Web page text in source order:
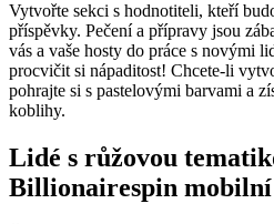
Vytvořte sekci s hodnotiteli, kteří
příspěvky. Pečení a přípravy jsou
vás a vaše hosty do práce s novými
procvičit si nápaditost! Chcete-li
pohrajte si s pastelovými barvami a
koblihy.
Lidé s růžovou
Billionairespin mobilní